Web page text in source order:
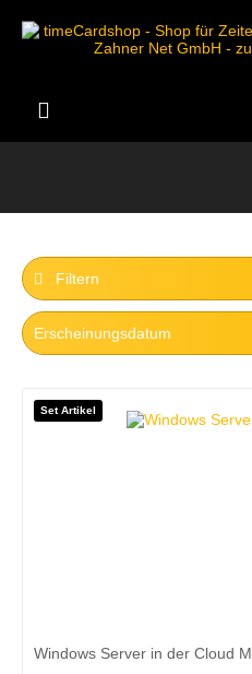
Filtern
Set Artikel
Windows Server in der Cloud M